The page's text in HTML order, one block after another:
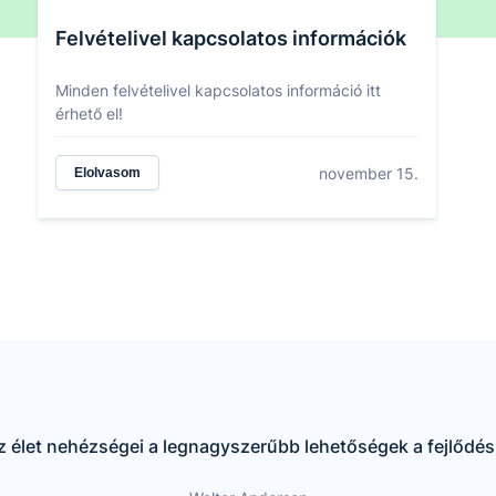
Felvételivel kapcsolatos információk
Minden felvételivel kapcsolatos információ itt
érhető el!
Elolvasom november 15.
élet nehézségei a legnagyszerűbb lehetőségek a